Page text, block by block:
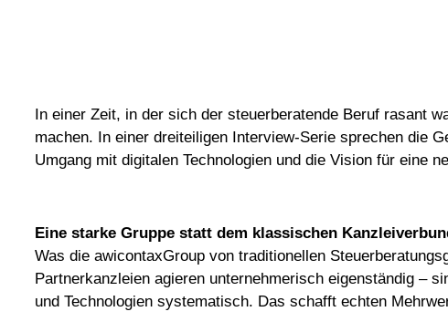
In einer Zeit, in der sich der steuerberatende Beruf rasant
machen. In einer dreiteiligen Interview-Serie sprechen die
Umgang mit digitalen Technologien und die Vision für eine
Eine starke Gruppe statt dem klassischen
Was die awicontaxGroup von traditionellen
Partnerkanzleien agieren unternehmerisch eigenständig –
und Technologien systematisch. Das schafft echten